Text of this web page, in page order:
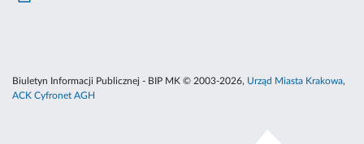
Biuletyn Informacji Publicznej - BIP MK © 2003-2026, Urząd Miasta Krakowa,
ACK Cyfronet AGH